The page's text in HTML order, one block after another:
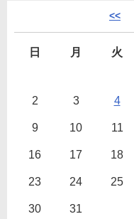
<<
日 月 火
2 3 4
9 10 11
16 17 18
23 24 25
30 31